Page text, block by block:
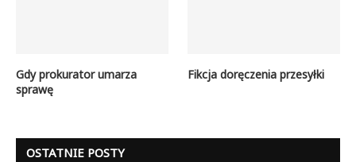
Gdy prokurator umarza
sprawę
Fikcja doręczenia przesyłki
OSTATNIE POSTY